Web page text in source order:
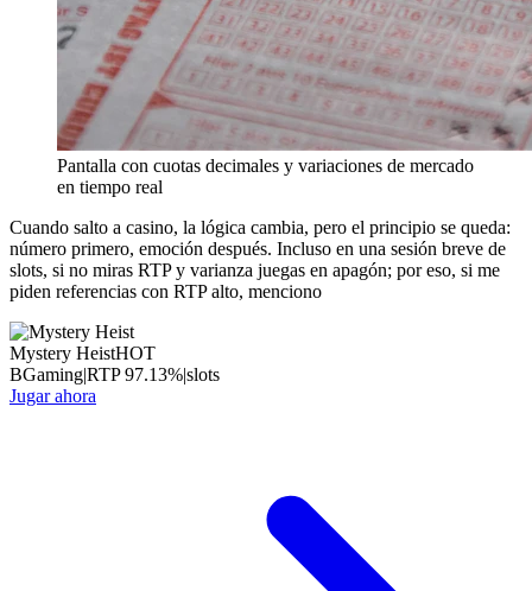
Pantalla con cuotas decimales y variaciones de mercado
en tiempo real
Cuando salto a casino, la lógica cambia, pero el principio se queda:
número primero, emoción después. Incluso en una sesión breve de
slots, si no miras RTP y varianza juegas en apagón; por eso, si me
piden referencias con RTP alto, menciono
Mystery HeistHOT
BGaming|RTP97.13%|slots
Jugar ahora